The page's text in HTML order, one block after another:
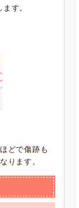
す。
どで傷跡も
ります。